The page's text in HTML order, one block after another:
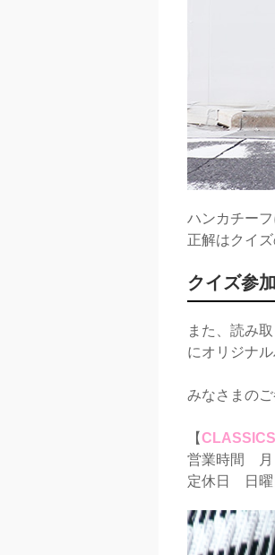
ハンカチー
正解はクイ
クイズ参
また、読み
にオリジナ
みなさまの
【
営業時間 月
定休日 日曜